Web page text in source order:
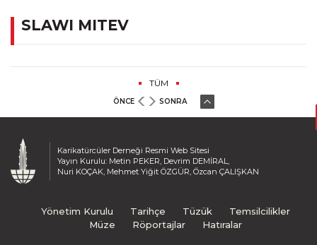
SLAWI MITEV
TÜM
ÖNCE SONRA
Karikatürcüler Derneği Resmi Web Sitesi
Yayın Kurulu: Metin PEKER, Devrim DEMİRAL,
Nuri KOÇAK, Mehmet Yiğit ÖZGÜR, Özcan ÇALIŞKAN
Yönetim Kurulu Tarihçe Tüzük
Temsilcilikler
Müze
Röportajlar Hatıralar